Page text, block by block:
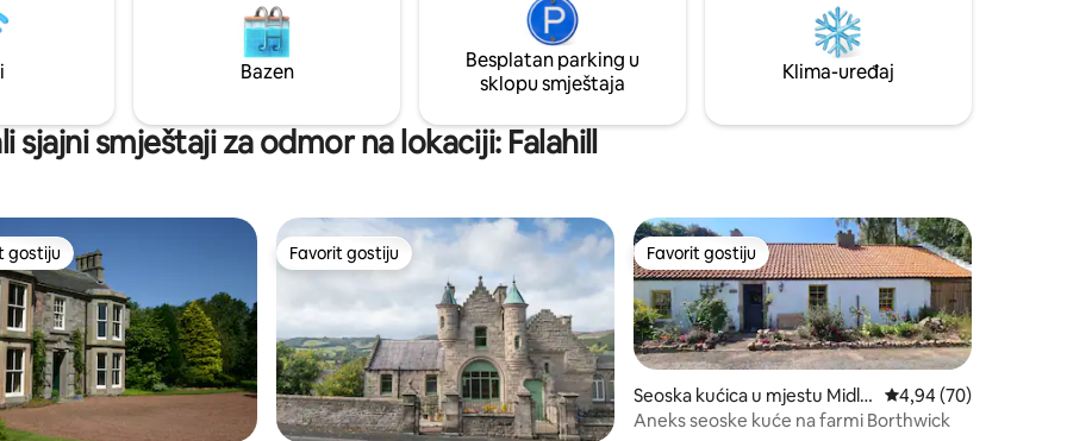
milje do puba. Prikladno
mala kuća na brdu
ispred otvorenog ognjišta. Za turiste,
centar Edinburgha je udaljen samo 30
minuta vožnje.
savršen za sigurnu igru djece i pasa.
Opuštena i udobna baza za porodične
mini-odmore.
Bazen
Besplatan parking u
sklopu smještaja
Klima-uređaj
sjajni smještaji za odmor na lokaciji: Falahill
gostiju
gostiju Favorit gostiju
Favorit gostiju Favorit gostiju
Favorit gostiju
Seoska kućica u mjestu Midlo
thian
Prosječna ocjena:
4,94 (70)
Aneks seoske kuće na farmi Borthwick